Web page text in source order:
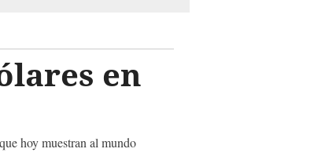
en
hoy muestran al mundo